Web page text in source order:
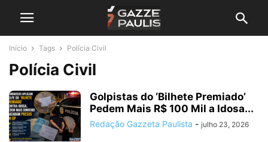
Início Tags Polícia Civil
Polícia Civil
Golpistas do ‘Bilhete Premiado’
Pedem Mais R$ 100 Mil a Idosa...
Redação Gazzeta Paulista - julho 23, 2026